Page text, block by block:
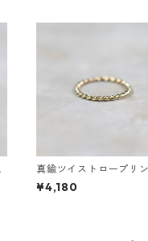
真鍮ツイストロープリ
0.8mm×2 鏡面｜FA-1168
¥4,180